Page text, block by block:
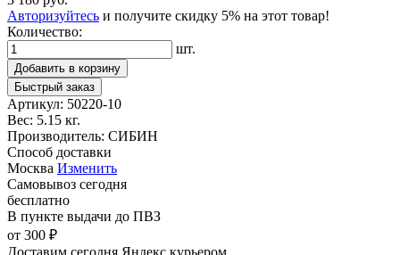
Авторизуйтесь и получите скидку 5% на этот товар!
Количество:
шт.
Добавить в корзину
Быстрый заказ
Артикул: 50220-10
Вес: 5.15 кг.
Производитель: СИБИН
Способ доставки
Москва Изменить
Самовывоз сегодня
бесплатно
В пункте выдачи до ПВЗ
от 300 ₽
Доставим сегодня Яндекс курьером